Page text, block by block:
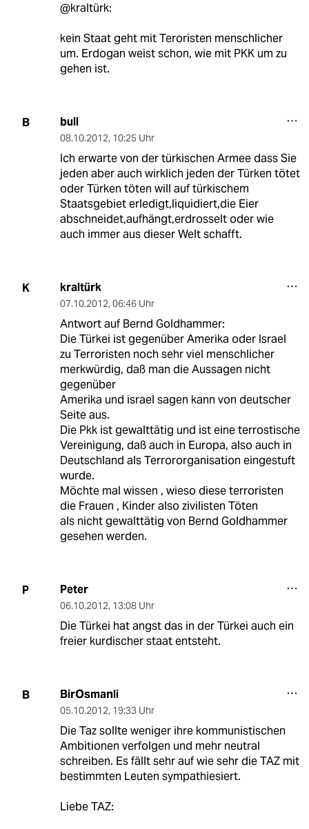
@kraltürk:
kein Staat geht mit Teroristen menschlicher
um. Erdogan weist schon, wie mit PKK um zu
gehen ist.
B bull
08.10.2012, 10:25 Uhr
Ich erwarte von der türkischen Armee dass Sie
jeden aber auch wirklich jeden der Türken tötet
oder Türken töten will auf türkischem
Staatsgebiet erledigt,liquidiert,die Eier
abschneidet,aufhängt,erdrosselt oder wie
auch immer aus dieser Welt schafft.
K kraltürk
07.10.2012, 06:46 Uhr
Antwort auf Bernd Goldhammer:
Die Türkei ist gegenüber Amerika oder Israel
zu Terroristen noch sehr viel menschlicher
merkwürdig, daß man die Aussagen nicht
gegenüber
Amerika und israel sagen kann von deutscher
Seite aus.
Die Pkk ist gewalttätig und ist eine terrostische
Vereinigung, daß auch in Europa, also auch in
Deutschland als Terrororganisation eingestuft
wurde.
Möchte mal wissen , wieso diese terroristen
die Frauen , Kinder also zivilisten Töten
als nicht gewalttätig von Bernd Goldhammer
gesehen werden.
P Peter
06.10.2012, 13:08 Uhr
Die Türkei hat angst das in der Türkei auch ein
freier kurdischer staat entsteht.
B BirOsmanli
05.10.2012, 19:33 Uhr
Die Taz sollte weniger ihre kommunistischen
Ambitionen verfolgen und mehr neutral
schreiben. Es fällt sehr auf wie sehr die TAZ mit
bestimmten Leuten sympathiesiert.
Liebe TAZ: